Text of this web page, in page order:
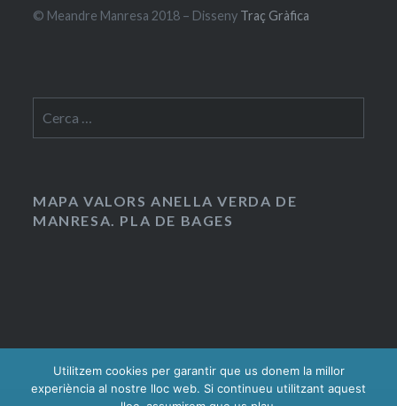
© Meandre Manresa 2018 – Disseny Traç Gràfica
MAPA VALORS ANELLA VERDA DE
MANRESA. PLA DE BAGES
Utilitzem cookies per garantir que us donem la millor
experiència al nostre lloc web. Si continueu utilitzant aquest